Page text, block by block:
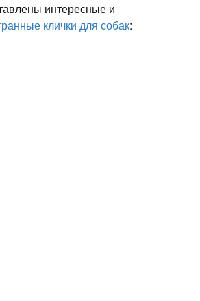
интересные и
клички для собак: